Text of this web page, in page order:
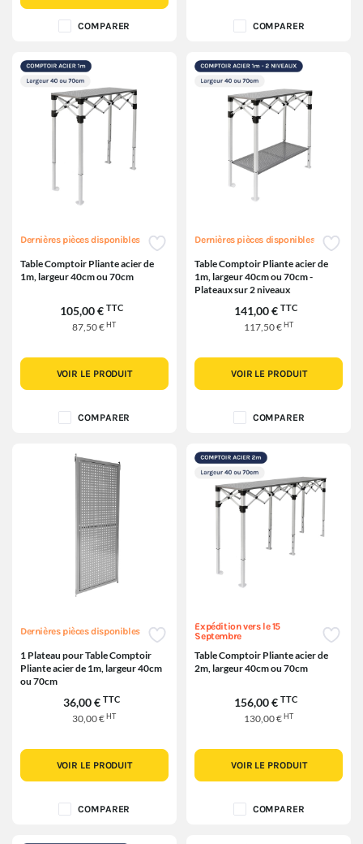
COMPARER COMPARER
Dernières pièces disponibles
Table Comptoir Pliante acier de
1m, largeur 40cm ou 70cm
105,00 € TTC
87,50 €HT
VOIR LE PRODUIT
COMPARER
Dernières pièces disponibles
Table Comptoir Pliante acier de
1m, largeur 40cm ou 70cm -
Plateaux sur 2 niveaux
141,00 € TTC
117,50 €HT
VOIR LE PRODUIT
COMPARER
Dernières pièces disponibles
1 Plateau pour Table Comptoir
Pliante acier de 1m, largeur 40cm
ou 70cm
36,00 € TTC
30,00 €HT
VOIR LE PRODUIT
COMPARER
Expédition vers le 15
Septembre
Table Comptoir Pliante acier de
2m, largeur 40cm ou 70cm
156,00 € TTC
130,00 €HT
VOIR LE PRODUIT
COMPARER